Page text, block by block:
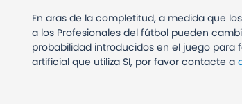
En aras de la completitud, a medida que
a los Profesionales del fútbol pueden
probabilidad introducidos en el juego para
artificial que utiliza SI, por favor contacte a